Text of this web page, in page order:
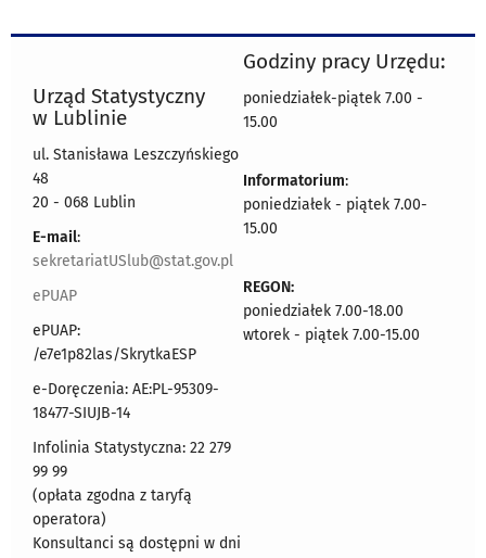
Urząd Statystyczny
w Lublinie
ul. Stanisława Leszczyńskiego
48
20 - 068 Lublin
E-mail:
sekretariatUSlub@stat.gov.pl
ePUAP
ePUAP:
/e7e1p82las/SkrytkaESP
e-Doręczenia: AE:PL-95309-
18477-SIUJB-14
Infolinia Statystyczna: 22 279
99 99
(opłata zgodna z taryfą
operatora)
Konsultanci są dostępni w dni
Godziny pracy Urzędu:
poniedziałek-piątek 7.00 -
15.00
Informatorium:
poniedziałek - piątek 7.00-
15.00
REGON:
poniedziałek 7.00-18.00
wtorek - piątek 7.00-15.00